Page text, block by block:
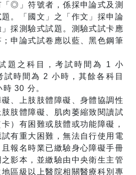
「◎」符號者，係採申論式及測
。「國文」之「作文」採申論
採測驗式試題。測驗式試卡應
；申論式試卷應以藍、黑色鋼筆
題之科目，考試時間為 1 小
試時間為 2 小時，其餘各科目
30 分。
、上肢肢體障礙、身體協調性
肢體障礙、肌肉萎縮致閱讀試
）有困難或肢體或功能障礙，
有重大困難，無法自行使用電
報名時業已繳驗身心障礙手冊
影本，並繳驗由中央衛生主管
區級以上醫院相關醫療科別專